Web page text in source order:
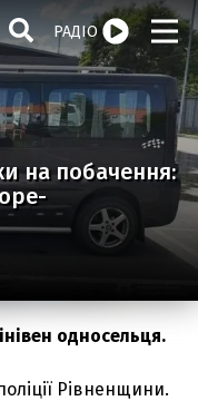
РАДІО
на побачення:
односельця.
Рівненщини.